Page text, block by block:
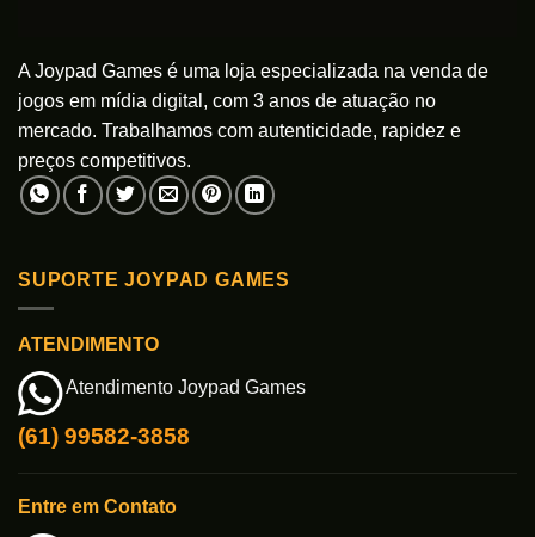
A Joypad Games é uma loja especializada na venda de
jogos em mídia digital, com 3 anos de atuação no
mercado. Trabalhamos com autenticidade, rapidez e
preços competitivos.
SUPORTE JOYPAD GAMES
ATENDIMENTO
Atendimento Joypad Games
(61) 99582-3858
Entre em Contato